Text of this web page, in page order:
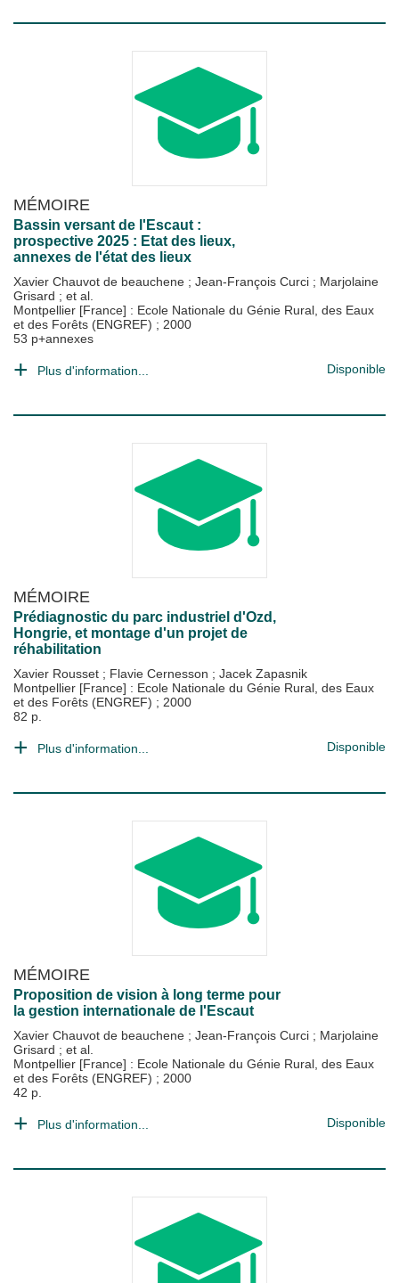
MÉMOIRE
Bassin versant de l'Escaut :
prospective 2025 : Etat des lieux,
annexes de l'état des lieux
Xavier Chauvot de beauchene ; Jean-François Curci ; Marjolaine
Grisard ; et al.
Montpellier [France] : Ecole Nationale du Génie Rural, des Eaux
et des Forêts (ENGREF) ; 2000
53 p+annexes
Plus d'information... Disponible
MÉMOIRE
Prédiagnostic du parc industriel d'Ozd,
Hongrie, et montage d'un projet de
réhabilitation
Xavier Rousset ; Flavie Cernesson ; Jacek Zapasnik
Montpellier [France] : Ecole Nationale du Génie Rural, des Eaux
et des Forêts (ENGREF) ; 2000
82 p.
Plus d'information... Disponible
MÉMOIRE
Proposition de vision à long terme pour
la gestion internationale de l'Escaut
Xavier Chauvot de beauchene ; Jean-François Curci ; Marjolaine
Grisard ; et al.
Montpellier [France] : Ecole Nationale du Génie Rural, des Eaux
et des Forêts (ENGREF) ; 2000
42 p.
Plus d'information... Disponible